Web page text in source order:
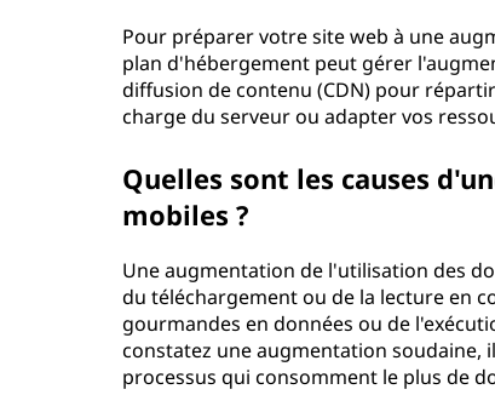
Pour préparer votre site web à une
plan d'hébergement peut gérer
diffusion de contenu (CDN) pour
charge du serveur ou adapter vos
Quelles sont les causes
mobiles ?
Une augmentation de l'utilisation des
du téléchargement ou de la lecture en
gourmandes en données ou de
constatez une augmentation soudaine,
processus qui consomment le plus de